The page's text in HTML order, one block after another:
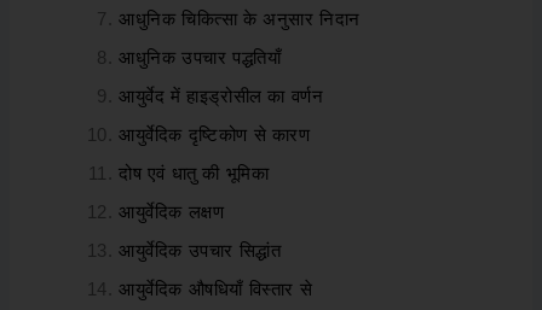
आधुनिक चिकित्सा के अनुसार निदान
आधुनिक उपचार पद्धतियाँ
आयुर्वेद में हाइड्रोसील का वर्णन
आयुर्वेदिक दृष्टिकोण से कारण
दोष एवं धातु की भूमिका
आयुर्वेदिक लक्षण
आयुर्वेदिक उपचार सिद्धांत
आयुर्वेदिक औषधियाँ विस्तार से